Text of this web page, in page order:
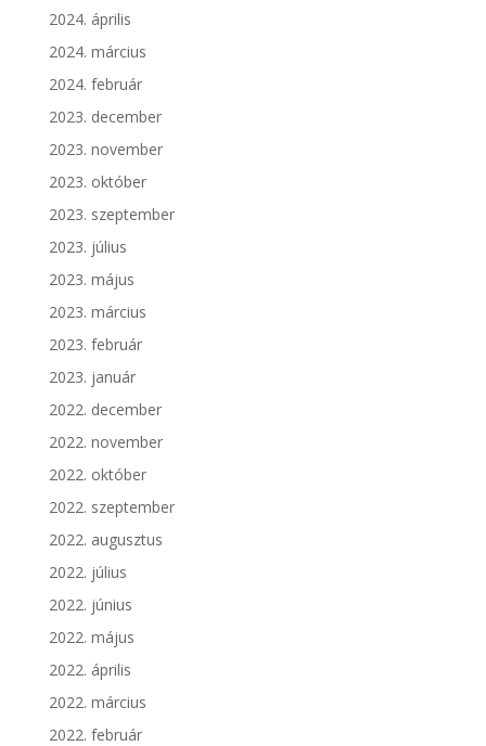
2024. április
2024. március
2024. február
2023. december
2023. november
2023. október
2023. szeptember
2023. július
2023. május
2023. március
2023. február
2023. január
2022. december
2022. november
2022. október
2022. szeptember
2022. augusztus
2022. július
2022. június
2022. május
2022. április
2022. március
2022. február